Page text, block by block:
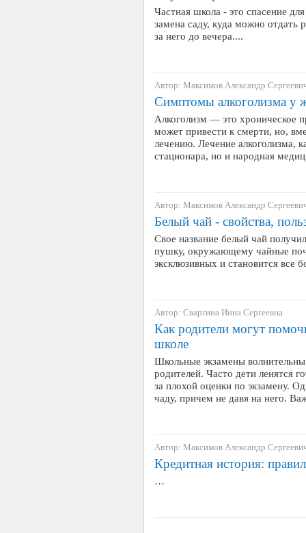
Частная школа - это спасение
замена саду, куда можно отдать
за него до вечера....
Автор: Максимов Александр
Симптомы алкоголизма у
Алкоголизм — это хроническое
может привести к смерти, но,
лечению. Лечение алкоголизма,
стационара, но и народная
Автор: Максимов Александр
Белый чай - свойства,
Свое название белый чай
пушку, окружающему чайные
эксклюзивных и становится все
Автор: Сваргина Инна Сергеевна
Как родители могут
школе
Школьные экзамены
родителей. Часто дети ленятся
за плохой оценки по экзамену.
чаду, причем не давя на него.
Автор: Максимов Александр
Кредитная история:
…